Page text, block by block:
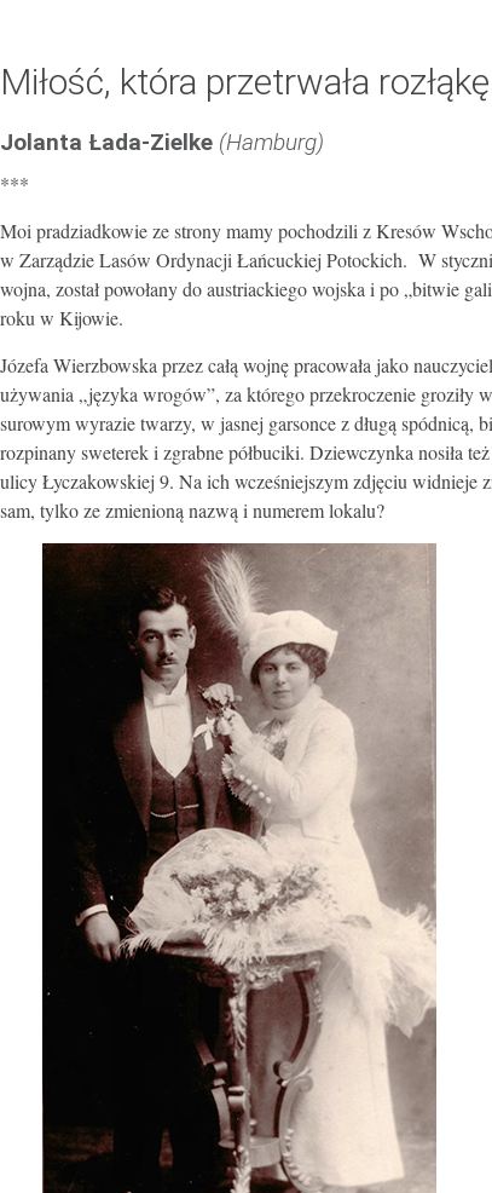
Miłość, która przetrwała rozłąkę
Jolanta Łada-Zielke (Hamburg)
***
Moi pradziadkowie ze strony mamy pochodzili z Kresów
w Zarządzie Lasów Ordynacji Łańcuckiej Potockich. W
wojna, został powołany do austriackiego wojska i po „bitwie
roku w Kijowie.
Józefa Wierzbowska przez całą wojnę pracowała jako
używania „języka wrogów”, za którego przekroczenie groziły
surowym wyrazie twarzy, w jasnej garsonce z długą spódnicą,
rozpinany sweterek i zgrabne półbuciki. Dziewczynka nosiła
ulicy Łyczakowskiej 9. Na ich wcześniejszym zdjęciu widnieje
sam, tylko ze zmienioną nazwą i numerem lokalu?